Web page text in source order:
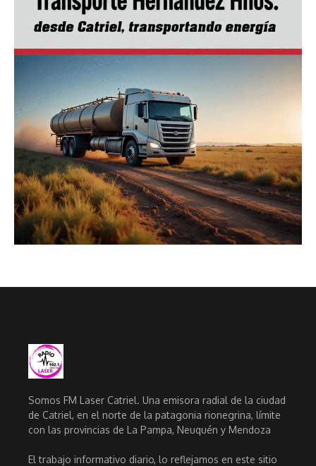
Somos FM Laser Catriel. Una emisora radial de la ciudad
de Catriel, en el norte de la patagonia rionegrina, límite
con las provincias de La Pampa, Neuquén y Mendoza
El trabajo informativo diario, lo reflejamos en este sitio